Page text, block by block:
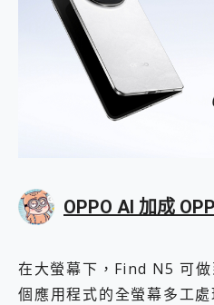
OPPO AI 加成
在大螢幕下，Find N5 可
個應用程式的全螢幕多工